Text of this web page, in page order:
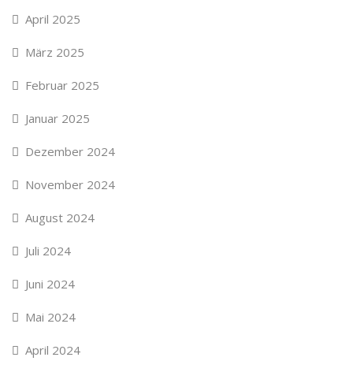
April 2025
März 2025
Februar 2025
Januar 2025
Dezember 2024
November 2024
August 2024
Juli 2024
Juni 2024
Mai 2024
April 2024